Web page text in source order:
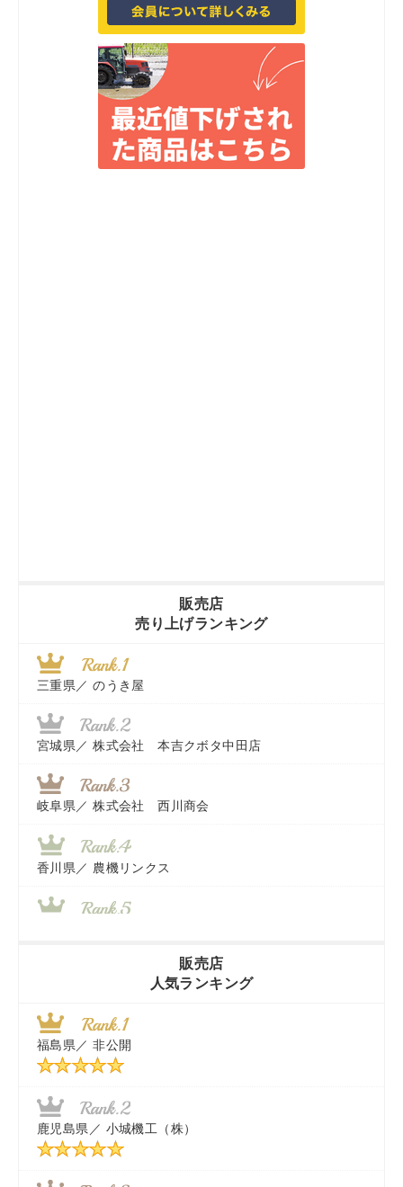
販売店
売り上げランキング
三重県／ のうき屋
宮城県／ 株式会社 本吉クボタ中田店
岐阜県／ 株式会社 西川商会
香川県／ 農機リンクス
近江商事合同会社：「茨城中古農建機販売」
千葉県／ 株式会社テクノ・タカ
福岡県／株式会社カドワキ機械（旧ナカガワ農機商会）
東京都／
販売店
人気ランキング
福島県／ 非公開
鹿児島県／ 小城機工（株）